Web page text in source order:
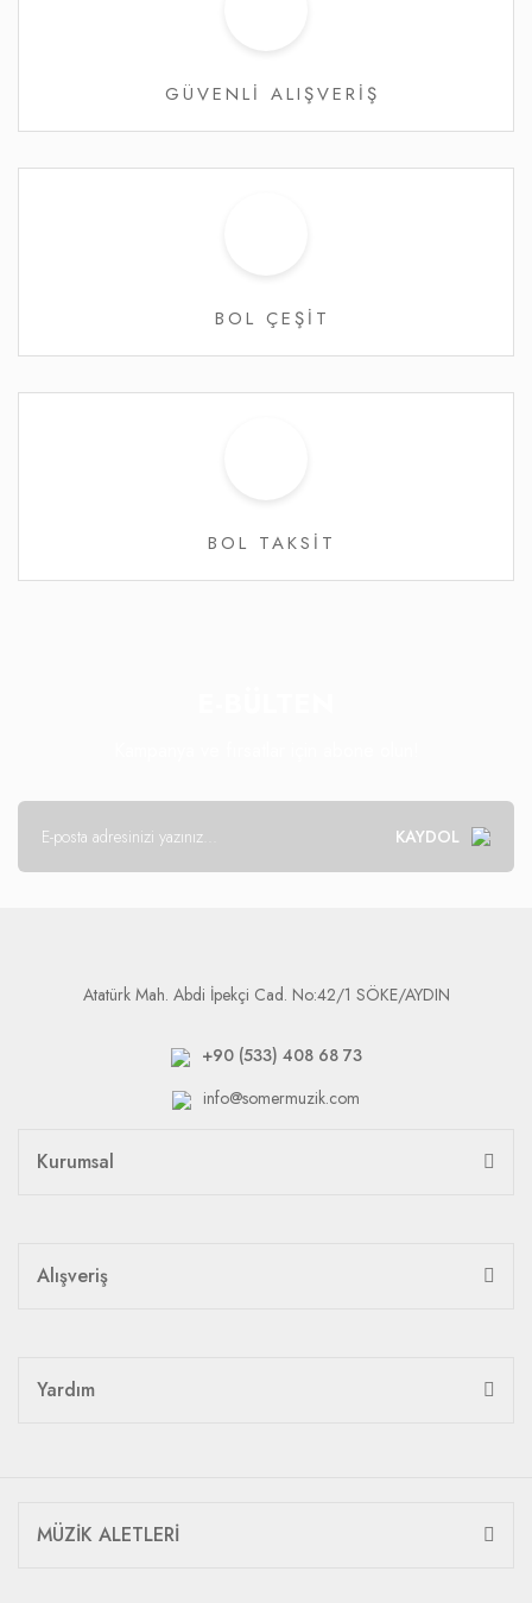
GÜVENLİ ALIŞVERİŞ
BOL ÇEŞİT
BOL TAKSİT
KAYDOL
Atatürk Mah. Abdi İpekçi Cad. No:42/1 SÖKE/AYDIN
+90 (533) 408 68 73
info@somermuzik.com
Kurumsal
Alışveriş
Yardım
MÜZİK ALETLERİ